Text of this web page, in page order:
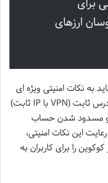
ارزهای
به نکات امنیتی ویژه ای
توجه کنند. استفاده از ابزارهای تغییر IP با آدرس ثابت (VPN با IP ثابت)
و مسدود شدن حساب
این نکات امنیتی،
را برای کاربران به